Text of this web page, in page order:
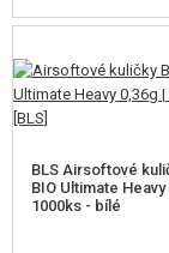
BLS Airsoftové
BIO Ultimate Heavy
1000ks - bílé